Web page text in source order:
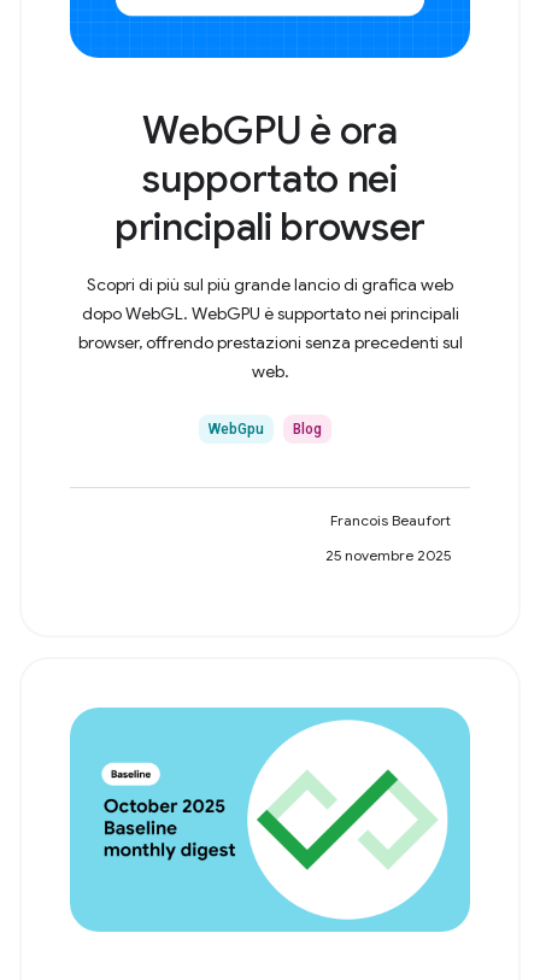
WebGPU è ora
supportato nei
principali browser
Scopri di più sul più grande lancio di grafica web
dopo WebGL. WebGPU è supportato nei principali
browser, offrendo prestazioni senza precedenti sul
web.
WebGpu Blog
Francois Beaufort
25 novembre 2025